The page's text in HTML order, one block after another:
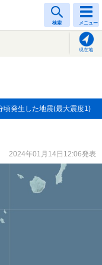
検索 メニュー
現在地
頃発生した地震(最大震度1)
2024年01月14日12:06発表